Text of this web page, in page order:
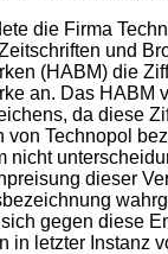
die Firma
und
(HABM) die
an. Das HABM
da diese
von Technopol
nicht
dieser
gegen diese
in letzter Instanz